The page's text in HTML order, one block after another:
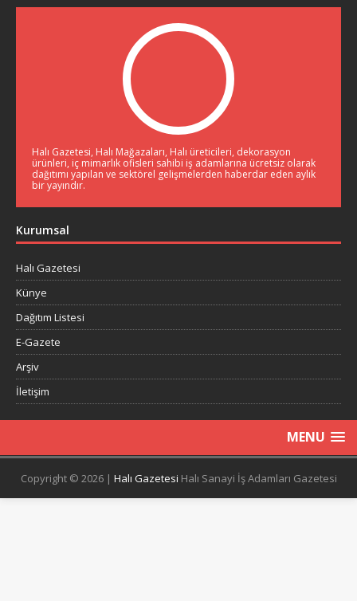
Halı Gazetesi, Halı Mağazaları, Halı üreticileri, dekorasyon
ürünleri, iç mimarlık ofisleri sahibi iş adamlarına ücretsiz olarak
dağıtımı yapılan ve sektörel gelişmelerden haberdar eden aylık
bir yayındır.
Kurumsal
Halı Gazetesi
Künye
Dağıtım Listesi
E-Gazete
Arşiv
İletişim
MENU
Copyright © 2026 | Halı Gazetesi Halı Sanayi İş Adamları Gazetesi